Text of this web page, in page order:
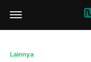
Lainnya